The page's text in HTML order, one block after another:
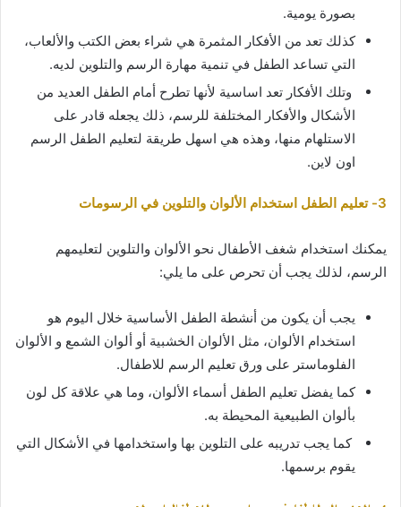
بصورة يومية.
كذلك تعد من الأفكار المثمرة هي شراء بعض الكتب والألعاب،
التي تساعد الطفل في تنمية مهارة الرسم والتلوين لديه.
وتلك الأفكار تعد اساسية لأنها تطرح أمام الطفل العديد من
الأشكال والأفكار المختلفة للرسم، ذلك يجعله قادر على
الاستلهام منها، وهذه هي اسهل طريقة لتعليم الطفل الرسم
اون لاين.
3- تعليم الطفل استخدام الألوان والتلوين في الرسومات
يمكنك استخدام شغف الأطفال نحو الألوان والتلوين لتعليمهم
الرسم، لذلك يجب أن تحرص على ما يلي:
يجب أن يكون من أنشطة الطفل الأساسية خلال اليوم هو
استخدام الألوان، مثل الألوان الخشبية أو ألوان الشمع و الألوان
الفلوماستر على ورق تعليم الرسم للاطفال.
كما يفضل تعليم الطفل أسماء الألوان، وما هي علاقة كل لون
بألوان الطبيعية المحيطة به.
كما يجب تدريبه على التلوين بها واستخدامها في الأشكال التي
يقوم برسمها.